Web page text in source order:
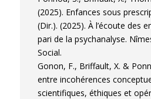
(2025). Enfances sous
(Dir.). (2025). À l’écoute des
pari de la psychanalyse.
Social.
Gonon, F., Briffault, X. &
entre incohérences
scientifiques, éthiques et